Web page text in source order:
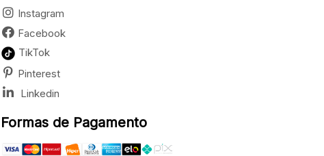
Instagram
Facebook
TikTok
Pinterest
Linkedin
Formas de Pagamento